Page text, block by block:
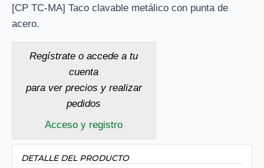
[CP TC-MA] Taco clavable metálico con punta de
acero.
Regístrate o accede a tu
cuenta
para ver precios y realizar
pedidos
Acceso y registro
DETALLE DEL PRODUCTO